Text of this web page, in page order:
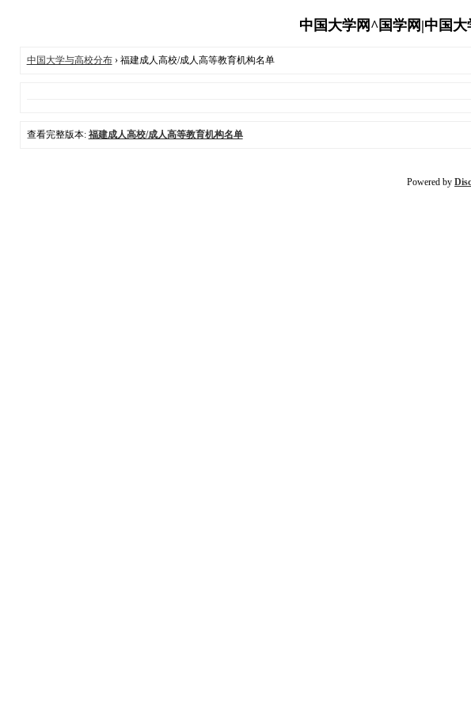
中国大学网^国学网|中国
中国大学与高校分布› 福建成人高校/成人高等教育机构名单
查看完整版本: 福建成人高校/成人高等教育机构名单
Powered by